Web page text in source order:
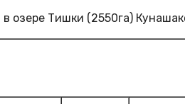
озере Тишки (2550га)